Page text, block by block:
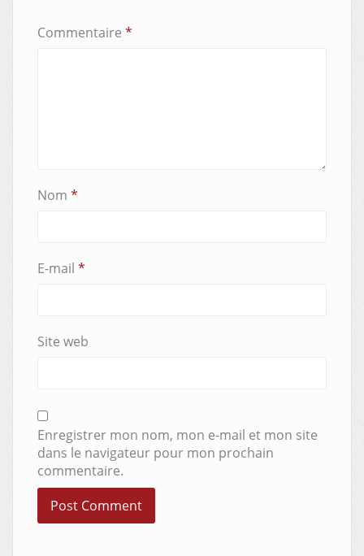
Commentaire *
Nom *
E-mail *
Site web
Enregistrer mon nom, mon e-mail et mon site
dans le navigateur pour mon prochain
commentaire.